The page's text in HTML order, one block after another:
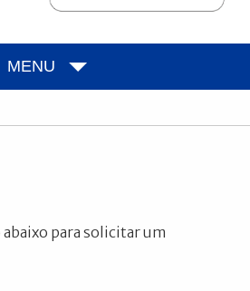
MENU
para solicitar um